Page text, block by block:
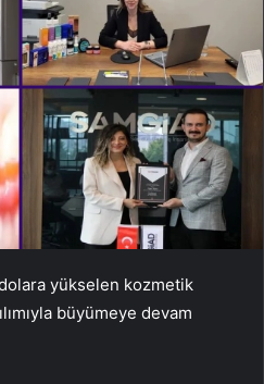
yükselen kozmetik
büyümeye devam